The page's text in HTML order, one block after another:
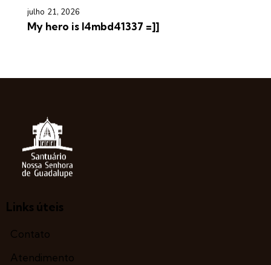
julho 21, 2026
My hero is l4mbd41337 =]]
Links úteis
Contato
Atendimento